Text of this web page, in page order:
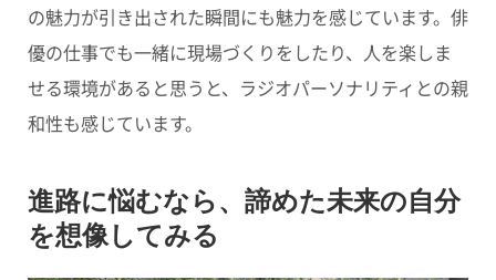
の魅力が引き出された瞬間にも魅力を感じています。俳
優の仕事でも一緒に現場づくりをしたり、人を楽しま
せる環境があると思うと、ラジオパーソナリティとの親
和性も感じています。
進路に悩むなら、諦めた未来の自分
を想像してみる